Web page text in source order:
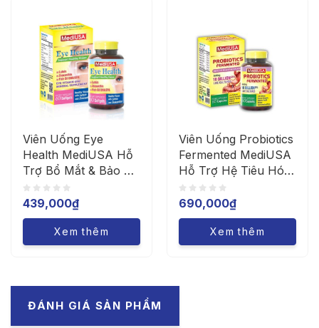
Viên Uống Eye
Health MediUSA Hỗ
Trợ Bổ Mắt & Bảo Vệ
Thị Lực (Hộp 60
Viên)
439,000₫
Xem thêm
Viên Uống Probiotics
Fermented MediUSA
Hỗ Trợ Hệ Tiêu Hóa
(Hộp 60 Viên)
690,000₫
Xem thêm
ĐÁNH GIÁ SẢN PHẨM